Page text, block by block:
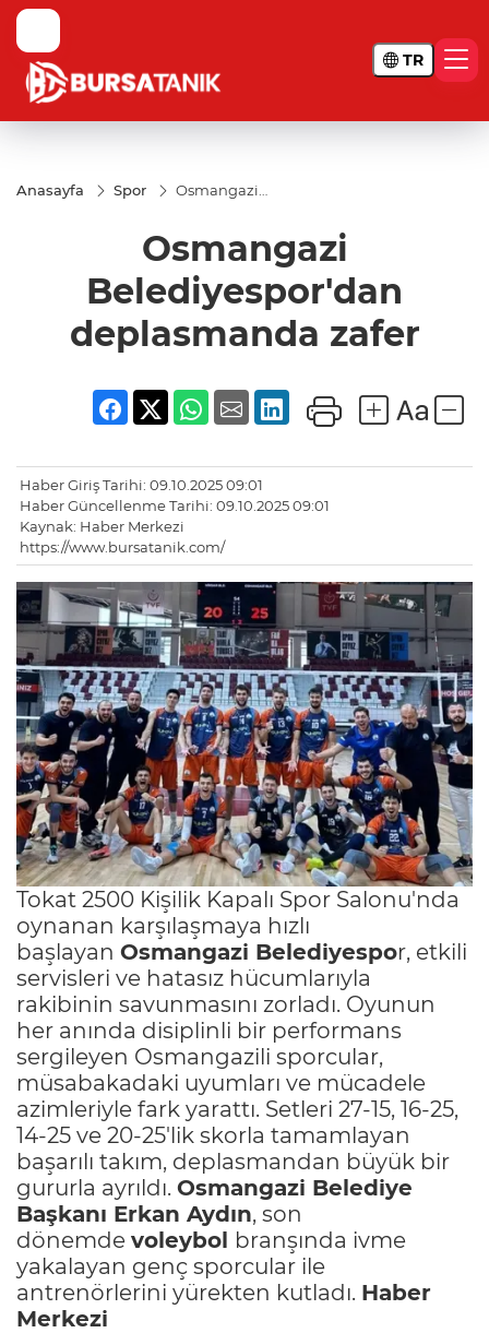
TR
Anasayfa Spor
Osmangazi
zafer
Osmangazi
Belediyespor'dan
deplasmanda zafer
Haber Giriş Tarihi: 09.10.2025 09:01
Haber Güncellenme Tarihi: 09.10.2025 09:01
Kaynak: Haber Merkezi
https://www.bursatanik.com/
Tokat 2500 Kişilik Kapalı Spor Salonu'nda
oynanan karşılaşmaya hızlı
başlayan Osmangazi Belediyespor, etkili
servisleri ve hatasız hücumlarıyla
rakibinin savunmasını zorladı. Oyunun
her anında disiplinli bir performans
sergileyen Osmangazili sporcular,
müsabakadaki uyumları ve mücadele
azimleriyle fark yarattı. Setleri 27-15, 16-25,
14-25 ve 20-25'lik skorla tamamlayan
başarılı takım, deplasmandan büyük bir
gururla ayrıldı. Osmangazi Belediye
Başkanı Erkan Aydın, son
dönemde voleybol branşında ivme
yakalayan genç sporcular ile
antrenörlerini yürekten kutladı. Haber
Merkezi